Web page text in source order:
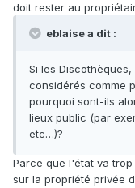
doit rester au
eblaise a dit :
Si les
considérés comme
pourquoi sont-ils
lieux public (par
etc…)?
Parce que l'état va
sur la propriété privée